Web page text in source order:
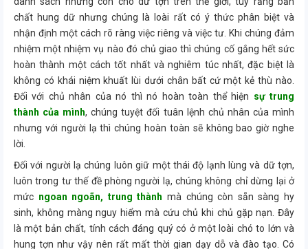
chất hung dữ nhưng chúng là loài rất có ý thức phân biệt và
nhận định một cách rõ ràng việc riêng và việc tư. Khi chúng đảm
nhiệm một nhiệm vụ nào đó chủ giao thì chúng cố gắng hết sức
hoàn thành một cách tốt nhất và nghiêm túc nhất, đặc biệt là
không có khái niệm khuất lùi dưới chân bất cứ một kẻ thù nào.
Đối với chủ nhân của nó thì nó hoàn toàn thể hiện sự trung
thành của mình, chúng tuyệt đối tuân lệnh chủ nhân của mình
nhưng với người lạ thì chúng hoàn toàn sẽ không bao giờ nghe
lời.
Đối với người lạ chúng luôn giữ một thái độ lạnh lùng và dữ tợn,
luôn trong tư thế đề phòng người lạ, chúng không chỉ dừng lại ở
mức ngoan ngoãn, trung thành mà chúng còn sẵn sàng hy
sinh, không màng nguy hiểm mà cứu chủ khi chủ gặp nạn. Đây
là một bản chất, tính cách đáng quý có ở một loài chó to lớn và
hung tợn như vậy nên rất mất thời gian dạy dỗ và đào tạo. Có